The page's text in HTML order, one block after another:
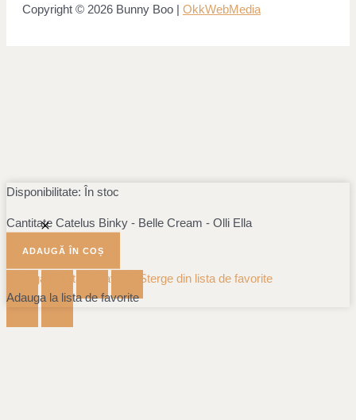
Copyright © 2026 Bunny Boo | OkkWebMedia
Disponibilitate: În stoc
Cantitate Catelus Binky - Belle Cream - Olli Ella
ADAUGĂ ÎN COȘ
Adauga la lista de favorite
Sterge din lista de favorite
Adauga la lista de favorite